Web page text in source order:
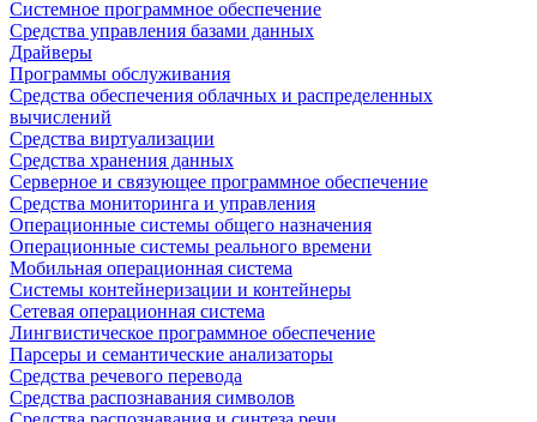
Системное программное обеспечение
Средства управления базами данных
Драйверы
Программы обслуживания
Средства обеспечения облачных и распределенных
вычислений
Средства виртуализации
Средства хранения данных
Серверное и связующее программное обеспечение
Средства мониторинга и управления
Операционные системы общего назначения
Операционные системы реального времени
Мобильная операционная система
Системы контейнеризации и контейнеры
Сетевая операционная система
Лингвистическое программное обеспечение
Парсеры и семантические анализаторы
Средства речевого перевода
Средства распознавания символов